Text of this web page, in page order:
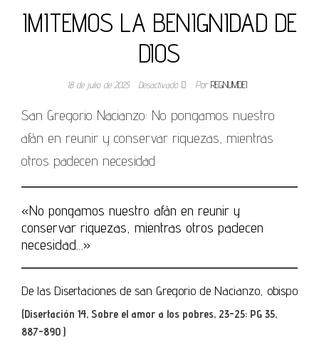
IMITEMOS LA BENIGNIDAD DE
DIOS
18 de julio de 2025 Desactivado Por REGNUMDEI
San Gregorio Nacianzo: No pongamos nuestro
afán en reunir y conservar riquezas, mientras
otros padecen necesidad
«No pongamos nuestro afán en reunir y
conservar riquezas, mientras otros padecen
necesidad…»
De las Disertaciones de san Gregorio de Nacianzo, obispo
(Disertación 14, Sobre el amor a los pobres, 23-25: PG 35,
887-890 )